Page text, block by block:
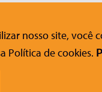
nosso site,
Política de cookies.